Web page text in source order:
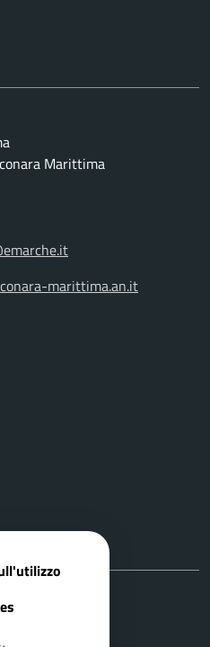
Marittima
marittima.an.it